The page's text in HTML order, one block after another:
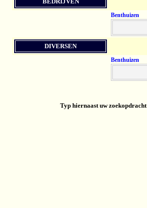
Benthuizen
DIVERSEN
Benthuizen
Typ hiernaast uw zoekopdracht